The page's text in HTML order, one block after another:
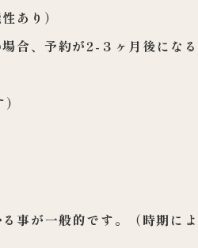
あり）
合、予約が2-３ヶ月後になる
）
事が一般的です。（時期によ